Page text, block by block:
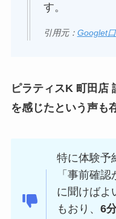
す。
引用元： Googlet
ピラティスK 町田店
を感じたという声も
特に体験予
「事前確
に聞けばよ
もおり、6